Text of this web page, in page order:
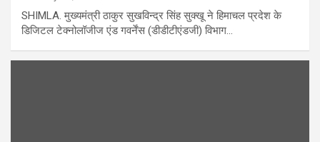
SHIMLA. मुख्यमंत्री ठाकुर सुखविन्द्र सिंह सुक्खू ने हिमाचल प्रदेश के
डिजिटल टेक्नोलॉजीज एंड गवर्नेंस (डीडीटीएंडजी) विभाग…